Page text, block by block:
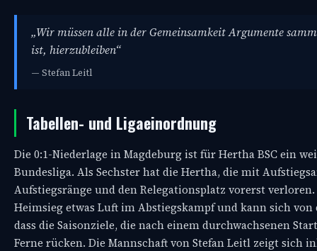
„Wir müssen alle in der Gemeinsamkeit Argumente
ist, hierzubleiben“
— Stefan Leitl
Tabellen- und Ligaeinordnung
Die 0:1-Niederlage in Magdeburg ist für Hertha BSC ein
Bundesliga. Als Sechster hat die Hertha, die mit
Aufstiegsränge und den Relegationsplatz vorerst
Heimsieg etwas Luft im Abstiegskampf und kann sich
dass die Saisonziele, die nach einem durchwachsenen
Ferne rücken. Die Mannschaft von Stefan Leitl zeigt